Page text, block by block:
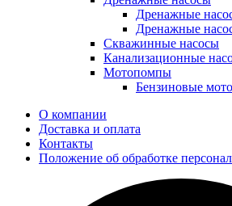
Дренажные
Дренажные
Скважинные насосы
Канализационные
Мотопомпы
Бензиновые
О компании
Доставка и оплата
Контакты
Положение об обработке